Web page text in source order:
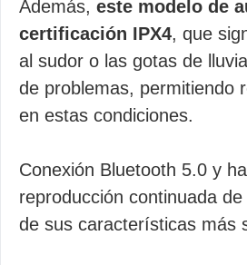
Además, este modelo de
certificación IPX4, que
al sudor o las gotas de
de problemas, permitiendo
en estas condiciones.
Conexión Bluetooth 5.0 y
reproducción continuada
de sus características más